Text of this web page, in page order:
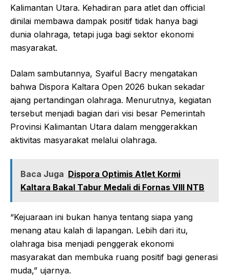
Kalimantan Utara. Kehadiran para atlet dan official
dinilai membawa dampak positif tidak hanya bagi
dunia olahraga, tetapi juga bagi sektor ekonomi
masyarakat.
Dalam sambutannya, Syaiful Bacry mengatakan
bahwa Dispora Kaltara Open 2026 bukan sekadar
ajang pertandingan olahraga. Menurutnya, kegiatan
tersebut menjadi bagian dari visi besar Pemerintah
Provinsi Kalimantan Utara dalam menggerakkan
aktivitas masyarakat melalui olahraga.
Baca Juga Dispora Optimis Atlet Kormi
Kaltara Bakal Tabur Medali di Fornas VIII NTB
“Kejuaraan ini bukan hanya tentang siapa yang
menang atau kalah di lapangan. Lebih dari itu,
olahraga bisa menjadi penggerak ekonomi
masyarakat dan membuka ruang positif bagi generasi
muda,” ujarnya.